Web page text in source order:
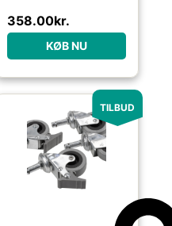
358.00kr.
KØB NU
TILBUD